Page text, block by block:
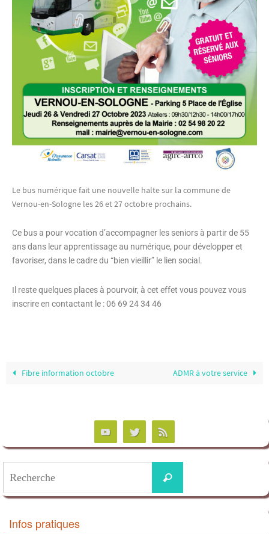
Le bus numérique fait une nouvelle halte sur la commune de
Vernou-en-Sologne les 26 et 27 octobre prochains.
Ce bus a pour vocation d’accompagner les seniors à partir de 55
ans dans leur apprentissage au numérique, pour développer et
favoriser, dans le cadre du “bien vieillir” le lien social.
Il reste quelques places à pourvoir, à cet effet vous pouvez vous
inscrire en contactant le : 06 69 24 34 46
Fibre information octobre ADMR à votre service
Infos pratiques